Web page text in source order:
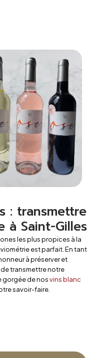
: transmettre
à Saint-Gilles
les plus propices à la
est parfait. En tant
à préserver et
transmettre notre
gorgée de nosvins blanc
savoir-faire.